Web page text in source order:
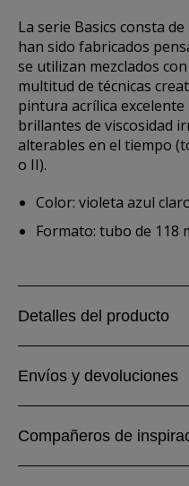
La serie Basics consta
han sido fabricados
se utilizan mezclados
multitud de técnicas
pintura acrílica
brillantes de viscosidad
alterables en el tiempo
o II).
Color: violeta azul
Formato: tubo de 118
Detalles del producto
Envíos y devoluciones
Compañeros de